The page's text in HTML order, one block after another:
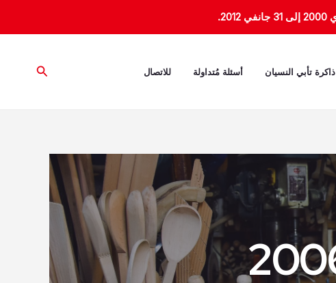
ذاكرة تأبي النسيان أسئلة مُتداولة للاتصال البحث